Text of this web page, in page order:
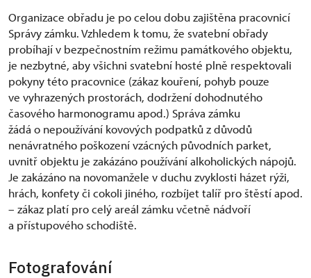
Organizace obřadu je po celou dobu zajištěna pracovnicí
Správy zámku. Vzhledem k tomu, že svatební obřady
probíhají v bezpečnostním režimu památkového objektu,
je nezbytné, aby všichni svatební hosté plně respektovali
pokyny této pracovnice (zákaz kouření, pohyb pouze
ve vyhrazených prostorách, dodržení dohodnutého
časového harmonogramu apod.) Správa zámku
žádá o nepoužívání kovových podpatků z důvodů
nenávratného poškození vzácných původních parket,
uvnitř objektu je zakázáno používání alkoholických nápojů.
Je zakázáno na novomanžele v duchu zvyklosti házet rýži,
hrách, konfety či cokoli jiného, rozbíjet talíř pro štěstí apod.
– zákaz platí pro celý areál zámku včetně nádvoří
a přístupového schodiště.
Fotografování